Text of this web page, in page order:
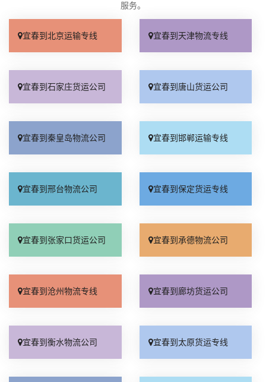
服务。
宜春到北京运输专线 宜春到天津物流专线
宜春到石家庄货运公司 宜春到唐山货运公司
宜春到秦皇岛物流公司 宜春到邯郸运输专线
宜春到邢台物流公司 宜春到保定货运专线
宜春到张家口货运公司 宜春到承德物流公司
宜春到沧州物流专线 宜春到廊坊货运公司
宜春到衡水物流公司 宜春到太原货运专线